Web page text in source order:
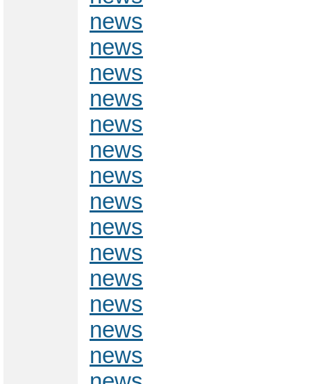
news
news
news
news
news
news
news
news
news
news
news
news
news
news